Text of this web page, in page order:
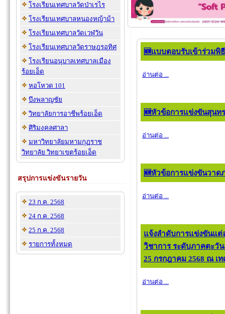
โรงเรียนเทศบาลวัดป่าเรไร
โรงเรียนเทศบาลหนองหญ้าม้า
โรงเรียนเทศบาลวัดเวฬุวัน
โรงเรียนเทศบาลวัดราษฎรอุทิศ
โรงเรียนอนุบาลเทศบาลเมือง
ร้อยเอ็ด
หอโหวด 101
บึงพลาญชัย
วิทยาลัยการอาชีพร้อยเอ็ด
ศิริมงคลศาลา
มหาวิทยาลัยมหามกุฏราช
วิทยาลัย วิทยาเขตร้อยเอ็ด
สรุปการแข่งขันรายวัน
23 ก.ค. 2568
24 ก.ค. 2568
25 ก.ค. 2568
รายการทั้งหมด
🆕แบบตอบรับเข้าร่วมพิ
อ่านต่อ ...
🆕หัวข้อการแข่งขันสุน
อ่านต่อ ...
🆕หัวข้อการแข่งขันวา
อ่านต่อ ...
แจ้งลำดับการแข่งขันแต่
วิชาการ ระดับภาคตะวัน
25 กรกฎาคม 2568 ณ เท
อ่านต่อ ...